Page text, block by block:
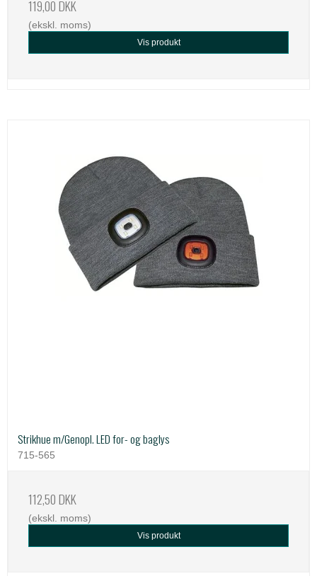
119,00 DKK
(ekskl. moms)
Vis produkt
Strikhue m/Genopl. LED for- og baglys
715-565
112,50 DKK
(ekskl. moms)
Vis produkt